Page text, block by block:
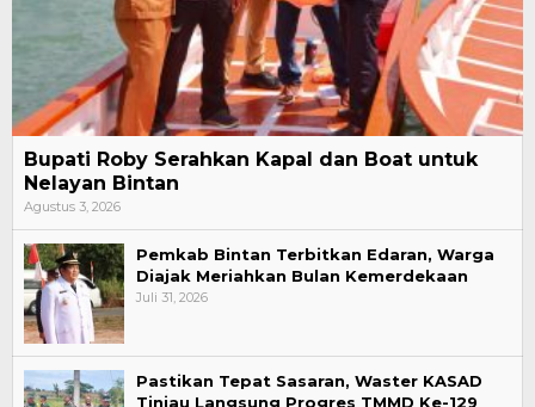
Bupati Roby Serahkan Kapal dan Boat untuk
Nelayan Bintan
Agustus 3, 2026
Pemkab Bintan Terbitkan Edaran, Warga
Diajak Meriahkan Bulan Kemerdekaan
Juli 31, 2026
Pastikan Tepat Sasaran, Waster KASAD
Tinjau Langsung Progres TMMD Ke-129